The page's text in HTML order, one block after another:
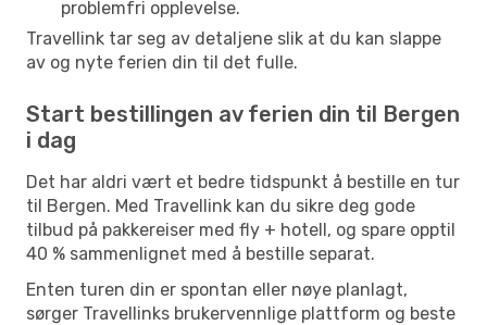
problemfri opplevelse.
Travellink tar seg av detaljene slik at du kan slappe
av og nyte ferien din til det fulle.
Start bestillingen av ferien din til Bergen
i dag
Det har aldri vært et bedre tidspunkt å bestille en tur
til Bergen. Med Travellink kan du sikre deg gode
tilbud på pakkereiser med fly + hotell, og spare opptil
40 % sammenlignet med å bestille separat.
Enten turen din er spontan eller nøye planlagt,
sørger Travellinks brukervennlige plattform og beste